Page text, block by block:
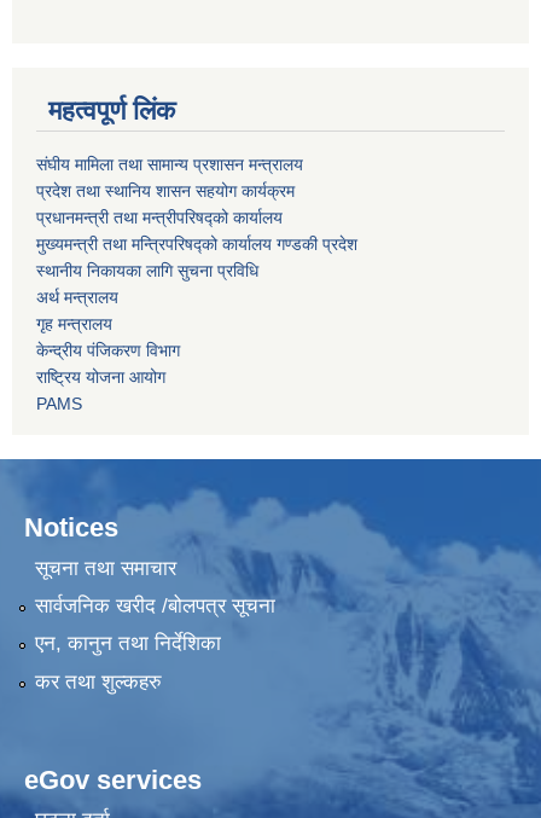
महत्वपूर्ण लिंक
संघीय मामिला तथा सामान्य प्रशासन मन्त्रालय
प्रदेश तथा स्थानिय शासन सहयोग कार्यक्रम
प्रधानमन्त्री तथा मन्त्रीपरिषद्को कार्यालय
मुख्यमन्त्री तथा मन्त्रिपरिषद्को कार्यालय गण्डकी प्रदेश
स्थानीय निकायका लागि सुचना प्रविधि
अर्थ मन्त्रालय
गृह मन्त्रालय
केन्द्रीय पंजिकरण विभाग
राष्ट्रिय योजना आयोग
PAMS
Notices
सूचना तथा समाचार
सार्वजनिक खरीद /बोलपत्र सूचना
एन, कानुन तथा निर्देशिका
कर तथा शुल्कहरु
eGov services